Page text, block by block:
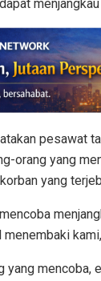
pesawat
orang yang
yang
yang mencoba,